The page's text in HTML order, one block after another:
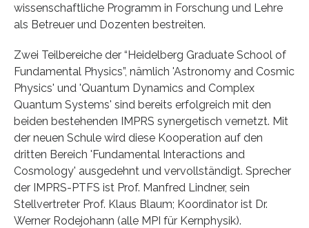
wissenschaftliche Programm in Forschung und Lehre
als Betreuer und Dozenten bestreiten.
Zwei Teilbereiche der “Heidelberg Graduate School of
Fundamental Physics”, nämlich 'Astronomy and Cosmic
Physics' und 'Quantum Dynamics and Complex
Quantum Systems' sind bereits erfolgreich mit den
beiden bestehenden IMPRS synergetisch vernetzt. Mit
der neuen Schule wird diese Kooperation auf den
dritten Bereich 'Fundamental Interactions and
Cosmology' ausgedehnt und vervollständigt. Sprecher
der IMPRS-PTFS ist Prof. Manfred Lindner, sein
Stellvertreter Prof. Klaus Blaum; Koordinator ist Dr.
Werner Rodejohann (alle MPI für Kernphysik).